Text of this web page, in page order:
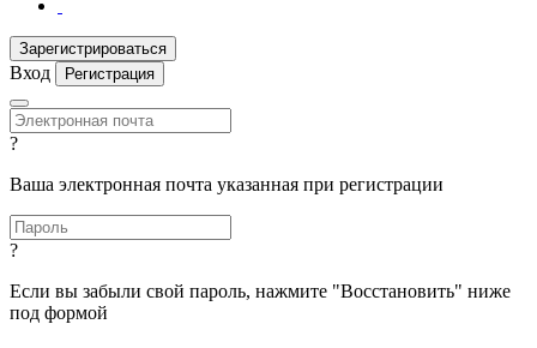
Вход Регистрация
?
Ваша электронная почта указанная при регистрации
?
Если вы забыли свой пароль, нажмите "Восстановить" ниже
под формой